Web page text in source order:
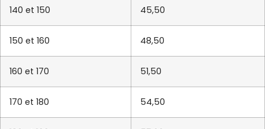
140 et 150 45,50
150 et 160 48,50
160 et 170 51,50
170 et 180 54,50